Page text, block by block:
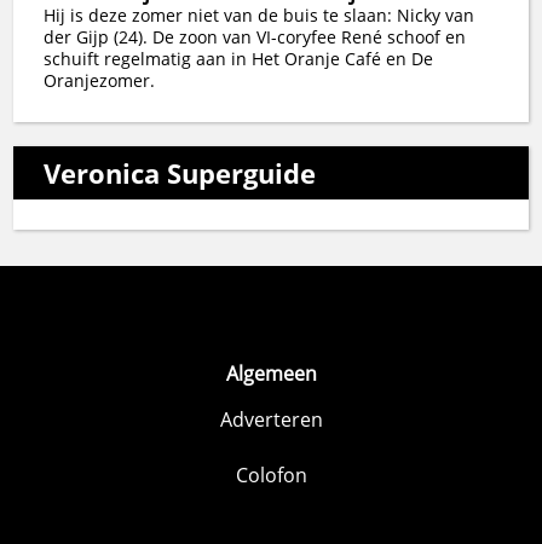
Hij is deze zomer niet van de buis te slaan: Nicky van
der Gijp (24). De zoon van VI-coryfee René schoof en
schuift regelmatig aan in Het Oranje Café en De
Oranjezomer.
Veronica Superguide
Algemeen
Adverteren
Colofon